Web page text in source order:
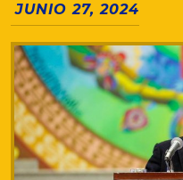
JUNIO 27, 2024